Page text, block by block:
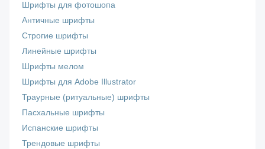
Шрифты для фотошопа
Античные шрифты
Строгие шрифты
Линейные шрифты
Шрифты мелом
Шрифты для Adobe Illustrator
Траурные (ритуальные) шрифты
Пасхальные шрифты
Испанские шрифты
Трендовые шрифты